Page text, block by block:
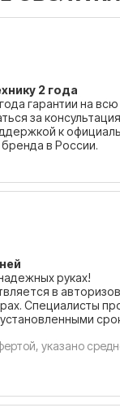
2 года
гарантии на всю
за
к
в России.
руках!
в
Специалисты
указано